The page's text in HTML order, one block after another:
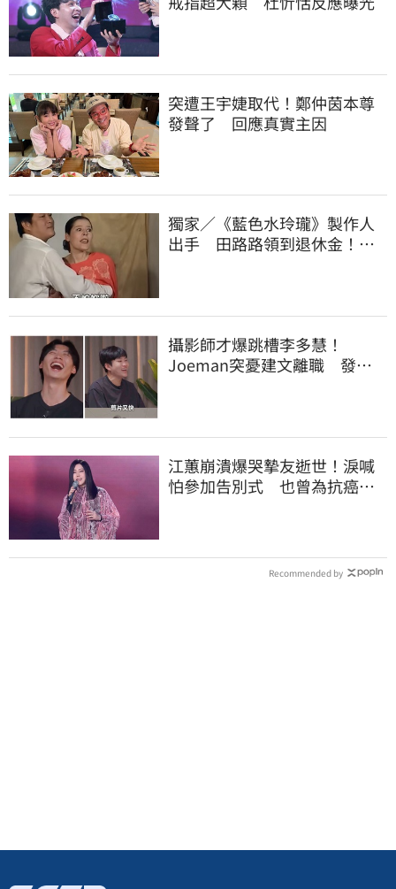
突遭王宇婕取代！鄭仲茵本尊
發聲了 回應真實主因
獨家／《藍色水玲瓏》製作人
出手 田路路領到退休金！隱
攝影師才爆跳槽李多慧！
Joeman突憂建文離職 發聲
江蕙崩潰爆哭摯友逝世！淚喊
怕參加告別式 也曾為抗癌辛
Recommended by